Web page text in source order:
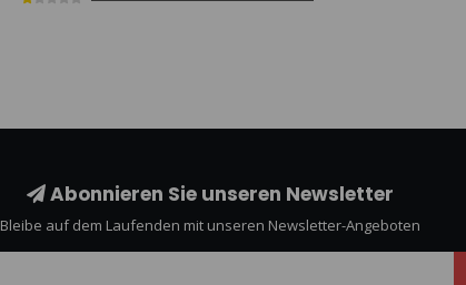
Abonnieren Sie unseren Newsletter
Bleibe auf dem Laufenden mit unseren Newsletter-Angeboten